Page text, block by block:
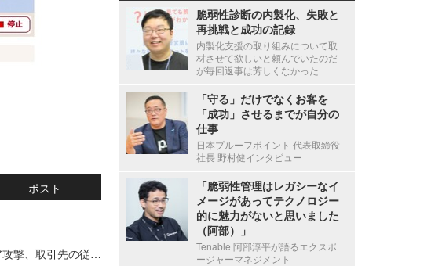
ポスト
新エフエイコムにランサムウェア攻撃、取引先の従業員に関する個人情報が漏えいした可能性
脆弱性診断の内製化、失敗と
再挑戦と成功の記録
内製化支援の取り組みについて取
材させて欲しいと頼んでいたのだ
が毎回返事は芳しくなかった
「守る」だけでなくお客を
「成功」させるまでが自分の
仕事
日本プルーフポイント 代表取締役
社長 野村健インタビュー
「脆弱性管理はレガシーなイ
メージがあってテクノロジー
的に魅力がないと思いました
（阿部）」
Tenable 阿部淳平が語るエクスポ
ージャーマネジメント